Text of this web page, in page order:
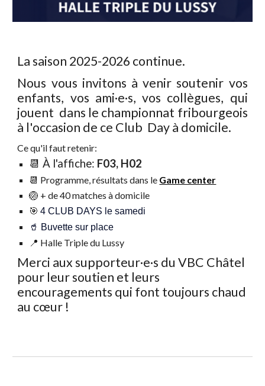
La saison 2025-2026 continue.
Nous vous invitons à venir soutenir vos
enfants, vos ami·e·s, vos collègues, qui
jouent dans le championnat fribourgeois
à l'occasion de ce Club Day à domicile.
Ce qu'il faut retenir:
📆 À l'affiche: F03, H02
📆 Programme, résultats dans le Game center
🏐 + de 40 matches à domicile
🎯4 CLUB DAYS le samedi
🥤 Buvette sur place
📍 Halle Triple du Lussy
Merci aux supporteur·e·s du VBC Châtel
pour leur soutien et leurs
encouragements qui font toujours chaud
au cœur !